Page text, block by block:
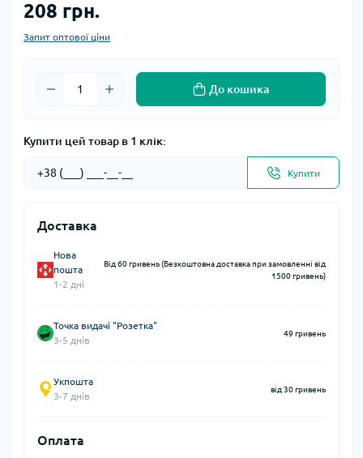
208 грн.
Запит оптової ціни
До кошика
Купити цей товар в 1 клік:
Купити
Доставка
Нова
пошта
1-2 дні
Від 60 гривень (Безкоштовна доставка при замовленні від
1500 гривень)
Точка видачі "Розетка"
3-5 днів
49 гривень
Укпошта
3-7 днів
від 30 гривень
Оплата